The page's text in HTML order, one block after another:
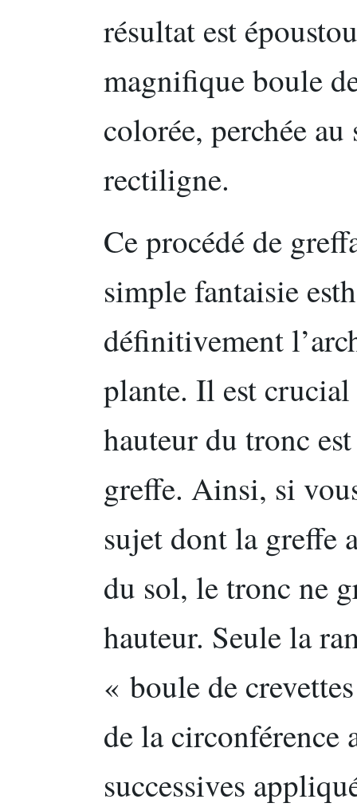
résultat est
magnifique boule
colorée, perchée
rectiligne.
Ce procédé de
simple fantaisie
définitivement
plante. Il est
hauteur du tronc
greffe. Ainsi, si
sujet dont la greffe
du sol, le tronc ne
hauteur. Seule la
« boule de
de la circonférence
successives